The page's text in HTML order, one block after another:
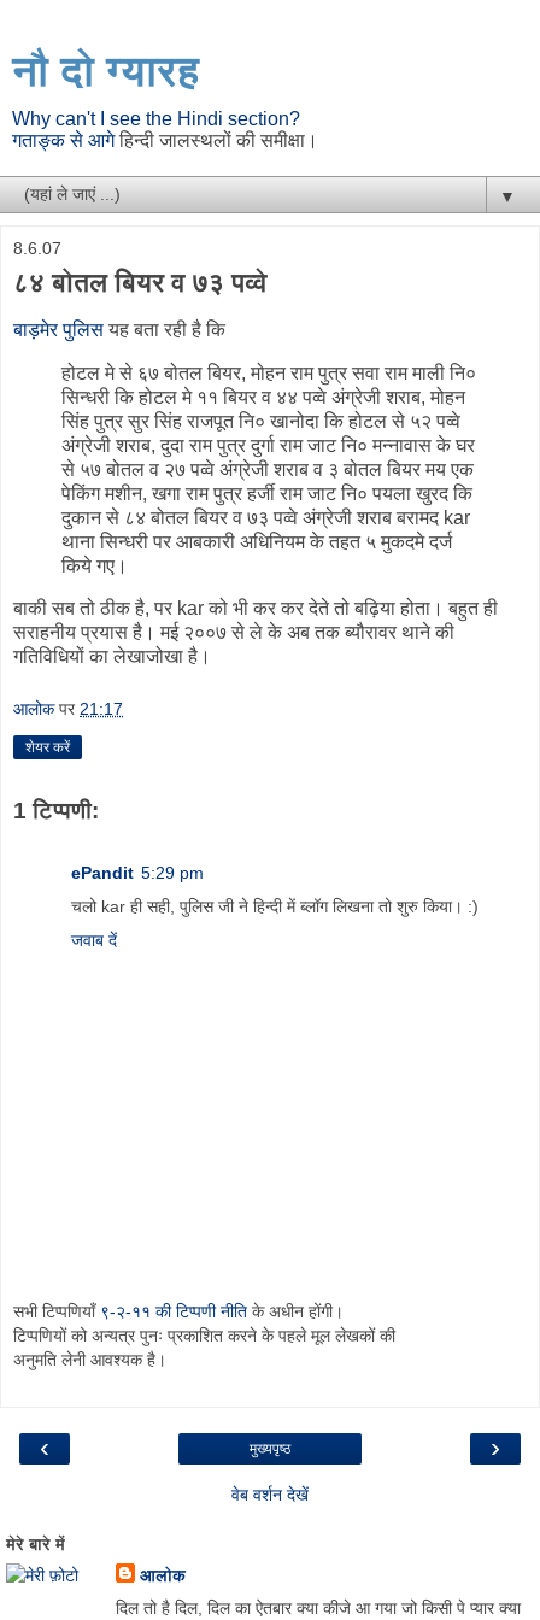
नौ दो ग्यारह
Why can't I see the Hindi section?
गताङ्क से आगेहिन्दी जालस्थलों की समीक्षा।
▼
8.6.07
८४ बोतल बियर व ७३ पव्वे
बाड़मेर पुलिसयह बता रही है कि
होटल मे से ६७ बोतल बियर, मोहन राम पुत्र सवा राम माली नि०
सिन्धरी कि होटल मे ११ बियर व ४४ पव्वे अंग्रेजी शराब, मोहन
सिंह पुत्र सुर सिंह राजपूत नि० खानोदा कि होटल से ५२ पव्वे
अंग्रेजी शराब, दुदा राम पुत्र दुर्गा राम जाट नि० मन्नावास के घर
से ५७ बोतल व २७ पव्वे अंग्रेजी शराब व ३ बोतल बियर मय एक
पेकिंग मशीन, खगा राम पुत्र हर्जी राम जाट नि० पयला खुरद कि
दुकान से ८४ बोतल बियर व ७३ पव्वे अंग्रेजी शराब बरामद kar
थाना सिन्धरी पर आबकारी अधिनियम के तहत ५ मुकदमे दर्ज
किये गए।
बाकी सब तो ठीक है, पर kar को भी कर कर देते तो बढ़िया होता। बहुत ही
सराहनीय प्रयास है। मई २००७ से ले के अब तक ब्यौरावर थाने की
गतिविधियों का लेखाजोखा है।
आलोक पर 21:17
शेयर करें
1 टिप्पणी:
ePandit 5:29 pm
चलो kar ही सही, पुलिस जी ने हिन्दी में ब्लॉग लिखना तो शुरु किया। :)
जवाब दें
सभी टिप्पणियाँ ९-२-११ की टिप्पणी नीति के अधीन होंगी।
टिप्पणियों को अन्यत्र पुनः प्रकाशित करने के पहले मूल लेखकों की
अनुमति लेनी आवश्यक है।
‹ ›
मुख्यपृष्ठ
वेब वर्शन देखें
मेरे बारे में
आलोक
दिल तो है दिल, दिल का ऐतबार क्या कीजे आ गया जो किसी पे प्यार क्या